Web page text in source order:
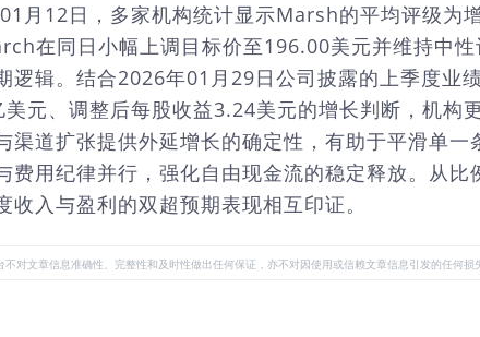
月12日，多家机构统计显示Marsh的平均评级为
在同日小幅上调目标价至196.00美元并维持中
逻辑。结合2026年01月29日公司披露的上季度
元、调整后每股收益3.24美元的增长判断，机构
道扩张提供外延增长的确定性，有助于平滑单
用纪律并行，强化自由现金流的稳定释放。从
入与盈利的双超预期表现相互印证。
对文章信息准确性、完整性和及时性做出任何保证，亦不对因使用或信赖文章信息引发的任何损